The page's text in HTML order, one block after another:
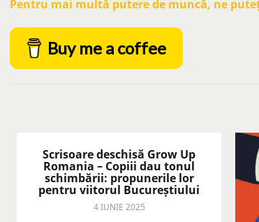
Pentru mai multă putere de muncă, ne
Buy me a coffee
Scrisoare deschisă Grow Up
Romania – Copiii dau tonul
schimbării: propunerile lor
pentru viitorul Bucureștiului
4 IUNIE 2025